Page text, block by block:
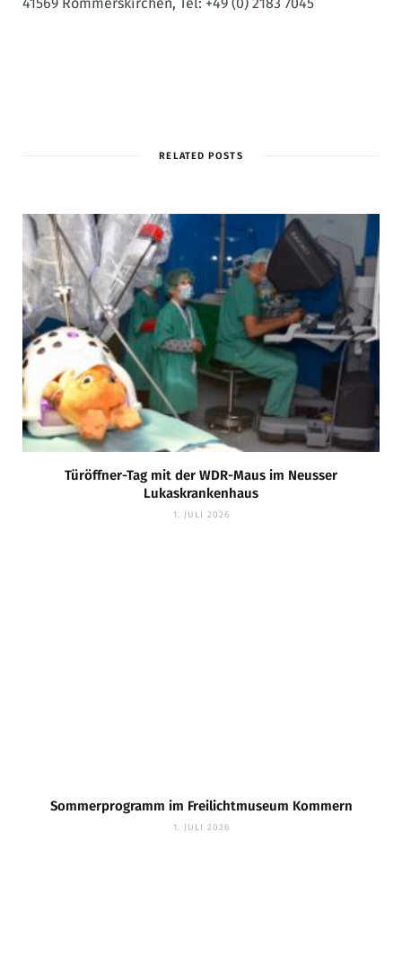
RELATED POSTS
Türöffner-Tag mit der WDR-Maus im Neusser
Lukaskrankenhaus
1. JULI 2026
Sommerprogramm im Freilichtmuseum Kommern
1. JULI 2026